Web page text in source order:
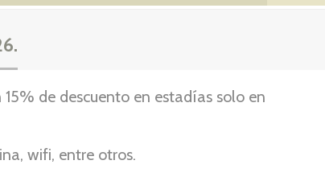
de descuento en estadías solo en
wifi, entre otros.